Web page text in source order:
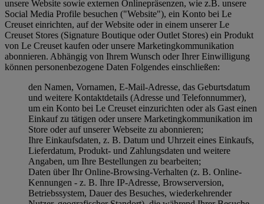
unsere Website sowie externen Onlinepräsenzen, wie z.B. unsere
Social Media Profile besuchen ("Website"), ein Konto bei Le
Creuset einrichten, auf der Website oder in einem unserer Le
Creuset Stores (Signature Boutique oder Outlet Stores) ein Produkt
von Le Creuset kaufen oder unsere Marketingkommunikation
abonnieren. Abhängig von Ihrem Wunsch oder Ihrer Einwilligung
können personenbezogene Daten Folgendes einschließen:
den Namen, Vornamen, E-Mail-Adresse, das Geburtsdatum
und weitere Kontaktdetails (Adresse und Telefonnummer),
um ein Konto bei Le Creuset einzurichten oder als Gast einen
Einkauf zu tätigen oder unsere Marketingkommunikation im
Store oder auf unserer Webseite zu abonnieren;
Ihre Einkaufsdaten, z. B. Datum und Uhrzeit eines Einkaufs,
Lieferdatum, Produkt- und Zahlungsdaten und weitere
Angaben, um Ihre Bestellungen zu bearbeiten;
Daten über Ihr Online-Browsing-Verhalten (z. B. Online-
Kennungen - z. B. Ihre IP-Adresse, Browserversion,
Betriebssystem, Dauer des Besuches, wiederkehrender